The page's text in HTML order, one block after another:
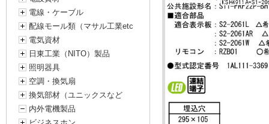
電線・ケーブル
配線モール類（マサル工業etc
電気資材
日東工業（NITO）製品
照明器具
空調・換気扇
換気部材（ユニックスなど
内外電機製品